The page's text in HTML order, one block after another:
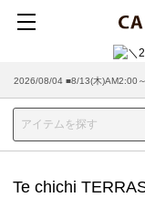
2026/08/04 ■8/13(木)AM2:00
Te chichi